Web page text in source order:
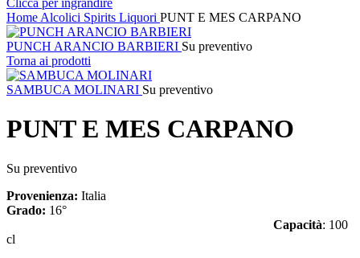
Clicca per ingrandire
Home Alcolici Spirits Liquori PUNT E MES CARPANO
PUNCH ARANCIO BARBIERI Su preventivo
Torna ai prodotti
SAMBUCA MOLINARI Su preventivo
PUNT E MES CARPANO
Su preventivo
Provenienza: Italia
Grado: 16°
Capacità: 100
cl